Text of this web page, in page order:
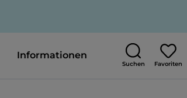
Informationen
Suchen Favoriten